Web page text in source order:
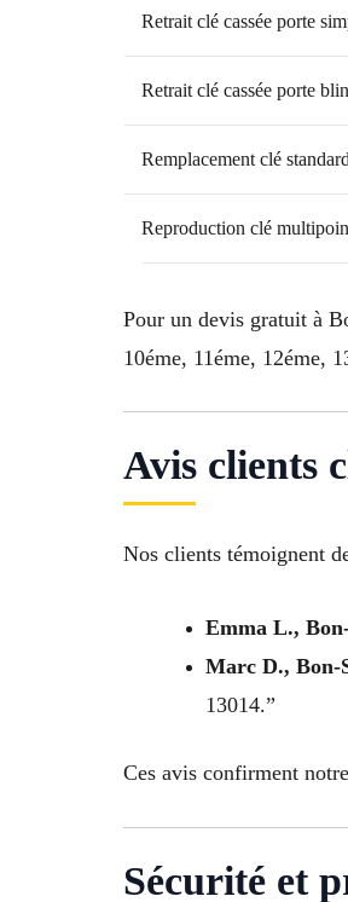
Retrait clé cassée porte
Retrait clé cassée porte
Remplacement clé standard
Reproduction clé
Pour un devis gratuit à
10éme, 11éme, 12éme,
Avis clients
Nos clients témoignent
Emma L.,
Marc D., Bon-
13014.”
Ces avis confirment
Sécurité et